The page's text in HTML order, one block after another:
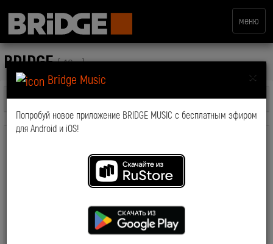
меню
×
Bridge Music
Попробуй новое приложение BRIDGE MUSIC с бесплатным эфиром
для Android и iOS!
BRIDGE( 16+ )
Все передачи